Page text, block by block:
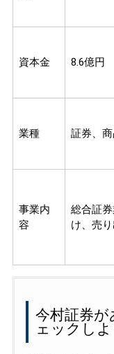
資本金 8.6億円
業種 証券、
事業内
容
総合証
け、売
今村証券
ェックしよ